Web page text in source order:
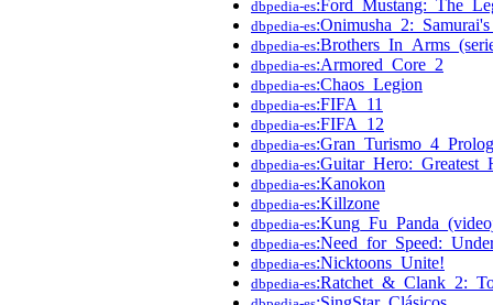
dbpedia-es
dbpedia-es
dbpedia-es
dbpedia-es:Armored_Core_2
dbpedia-es:Chaos_Legion
dbpedia-es:FIFA_11
dbpedia-es:FIFA_12
dbpedia-es
dbpedia-es
dbpedia-es:Kanokon
dbpedia-es:Killzone
dbpedia-es
dbpedia-es
dbpedia-es:Nicktoons_Unite!
dbpedia-es